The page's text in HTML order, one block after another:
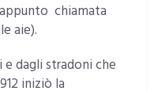
chiamata
aie).
dagli stradoni che
iniziò la